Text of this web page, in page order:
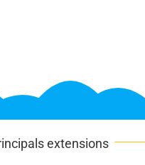
extensions